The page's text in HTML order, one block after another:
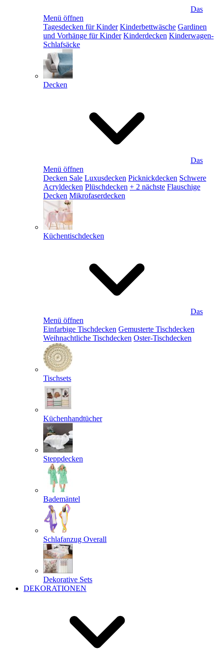
Das
Menü öffnen
Tagesdecken für Kinder Kinderbettwäsche Gardinen
und Vorhänge für Kinder Kinderdecken Kinderwagen-
Schlafsäcke
Decken
Das
Menü öffnen
Decken Sale Luxusdecken Picknickdecken Schwere
Acryldecken Plüschdecken + 2 nächste Flauschige
Decken Mikrofaserdecken
Küchentischdecken
Das
Menü öffnen
Einfarbige Tischdecken Gemusterte Tischdecken
Weihnachtliche Tischdecken Oster-Tischdecken
Tischsets
Küchenhandtücher
Steppdecken
Bademäntel
Schlafanzug Overall
Dekorative Sets
DEKORATIONEN